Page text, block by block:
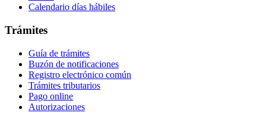
Calendario días hábiles
Trámites
Guía de trámites
Buzón de notificaciones
Registro electrónico común
Trámites tributarios
Pago online
Autorizaciones